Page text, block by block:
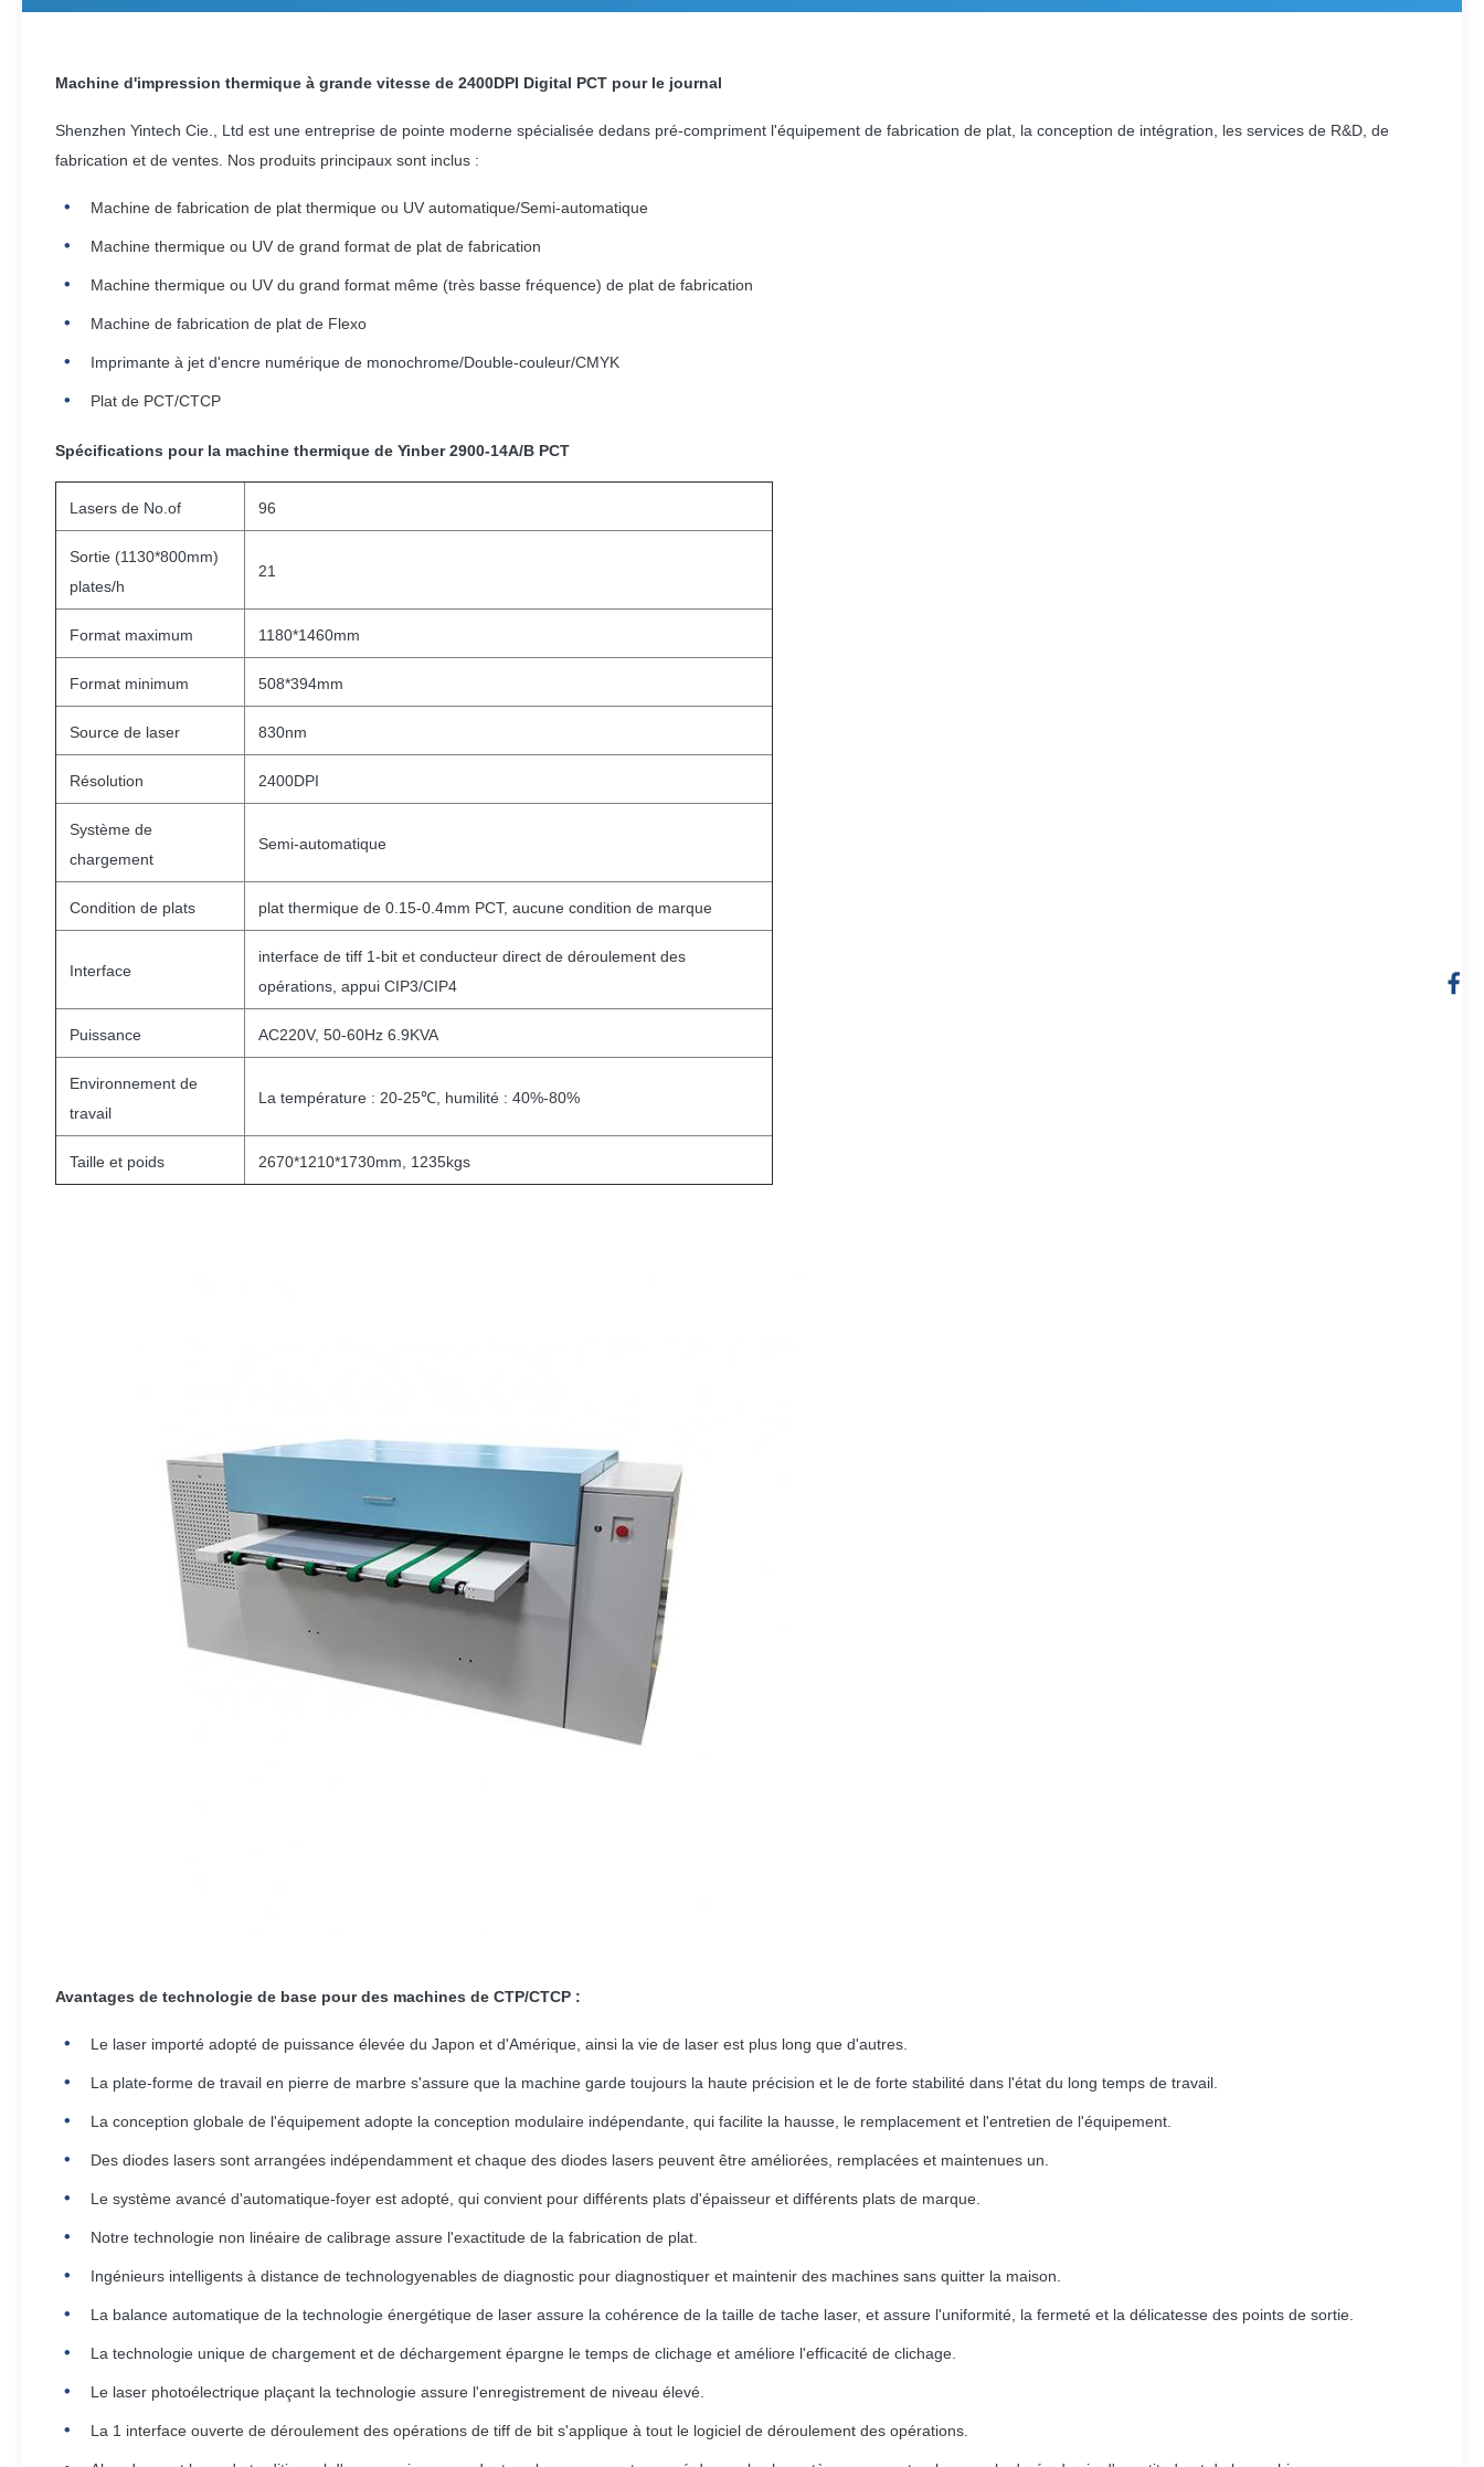
Machine d'impression thermique à grande vitesse de 2400DPI Digital PCT pour le journal
Shenzhen Yintech Cie., Ltd est une entreprise de pointe moderne spécialisée dedans pré-compriment l'équipement de fabrication de plat, la conception de intégration, les services de R&D, de
fabrication et de ventes. Nos produits principaux sont inclus :
Machine de fabrication de plat thermique ou UV automatique/Semi-automatique
Machine thermique ou UV de grand format de plat de fabrication
Machine thermique ou UV du grand format même (très basse fréquence) de plat de fabrication
Machine de fabrication de plat de Flexo
Imprimante à jet d'encre numérique de monochrome/Double-couleur/CMYK
Plat de PCT/CTCP
Spécifications pour la machine thermique de Yinber 2900-14A/B PCT
Lasers de No.of 96
Sortie (1130*800mm)
plates/h
21
Format maximum 1180*1460mm
Format minimum 508*394mm
Source de laser 830nm
Résolution 2400DPI
Système de
chargement
Semi-automatique
Condition de plats plat thermique de 0.15-0.4mm PCT, aucune condition de marque
Interface
interface de tiff 1-bit et conducteur direct de déroulement des
opérations, appui CIP3/CIP4
Puissance AC220V, 50-60Hz 6.9KVA
Environnement de
travail
La température : 20-25℃, humilité : 40%-80%
Taille et poids 2670*1210*1730mm, 1235kgs
Avantages de technologie de base pour des machines de CTP/CTCP :
Le laser importé adopté de puissance élevée du Japon et d'Amérique, ainsi la vie de laser est plus long que d'autres.
La plate-forme de travail en pierre de marbre s'assure que la machine garde toujours la haute précision et le de forte stabilité dans l'état du long temps de travail.
La conception globale de l'équipement adopte la conception modulaire indépendante, qui facilite la hausse, le remplacement et l'entretien de l'équipement.
Des diodes lasers sont arrangées indépendamment et chaque des diodes lasers peuvent être améliorées, remplacées et maintenues un.
Le système avancé d'automatique-foyer est adopté, qui convient pour différents plats d'épaisseur et différents plats de marque.
Notre technologie non linéaire de calibrage assure l'exactitude de la fabrication de plat.
Ingénieurs intelligents à distance de technologyenables de diagnostic pour diagnostiquer et maintenir des machines sans quitter la maison.
La balance automatique de la technologie énergétique de laser assure la cohérence de la taille de tache laser, et assure l'uniformité, la fermeté et la délicatesse des points de sortie.
La technologie unique de chargement et de déchargement épargne le temps de clichage et améliore l'efficacité de clichage.
Le laser photoélectrique plaçant la technologie assure l'enregistrement de niveau élevé.
La 1 interface ouverte de déroulement des opérations de tiff de bit s'applique à tout le logiciel de déroulement des opérations.